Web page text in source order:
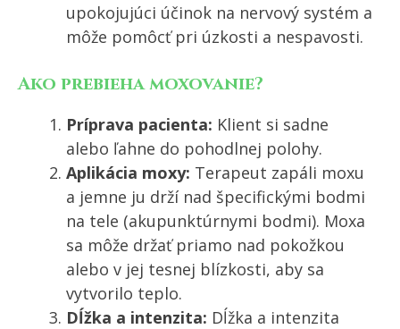
upokojujúci účinok na nervový systém a
môže pomôcť pri úzkosti a nespavosti.
Ako prebieha moxovanie?
Príprava pacienta: Klient si sadne
alebo ľahne do pohodlnej polohy.
Aplikácia moxy: Terapeut zapáli moxu
a jemne ju drží nad špecifickými bodmi
na tele (akupunktúrnymi bodmi). Moxa
sa môže držať priamo nad pokožkou
alebo v jej tesnej blízkosti, aby sa
vytvorilo teplo.
Dĺžka a intenzita: Dĺžka a intenzita